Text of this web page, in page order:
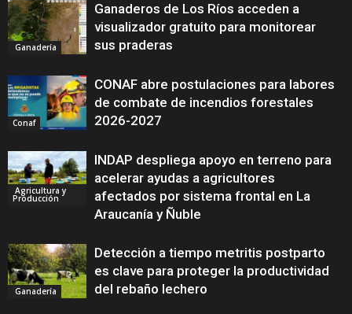
Ganadería
Ganaderos de Los Ríos acceden a
visualizador gratuito para monitorear
sus praderas
Conaf
CONAF abre postulaciones para labores
de combate de incendios forestales
2026-2027
Agricultura y
Producción
INDAP despliega apoyo en terreno para
acelerar ayudas a agricultores
afectados por sistema frontal en La
Araucanía y Ñuble
Ganadería
Detección a tiempo metritis postparto
es clave para proteger la productividad
del rebaño lechero